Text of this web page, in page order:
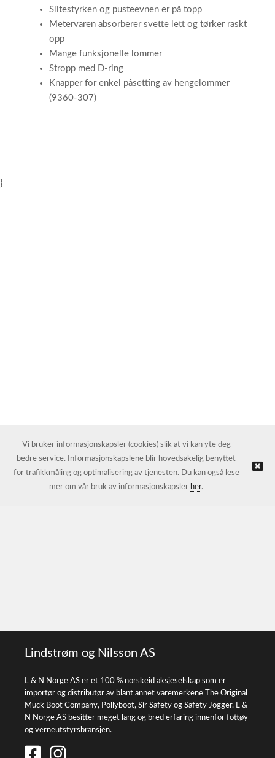
Slitestyrken og pusteevnen er på topp
Metervaren absorberer svette lett og tørker raskt
opp
Mange funksjonelle lommer
Stropp med D-ring
Knapper for enkel påsetting av hengelommer
(9360-307)
}
Lindstrøm og Nilsson AS
L & N Norge AS er et 100 % norskeid aksjeselskap som er
importør og distributør av blant annet varemerkene The Original
Muck Boot Company, Pollyboot, Sir Safety og Safety Jogger. L &
N Norge AS besitter meget lang og bred erfaring innenfor fottøy
og verneutstyrsbransjen.
Vi bruker informasjonskapsler (cookies) slik at vi kan yte deg
bedre service. Informasjonskapslene blir hovedsakelig benyttet
for trafikkmåling og optimalisering av tjenesten. Du kan også lese
mer om vår bruk av informasjonskapsler her.